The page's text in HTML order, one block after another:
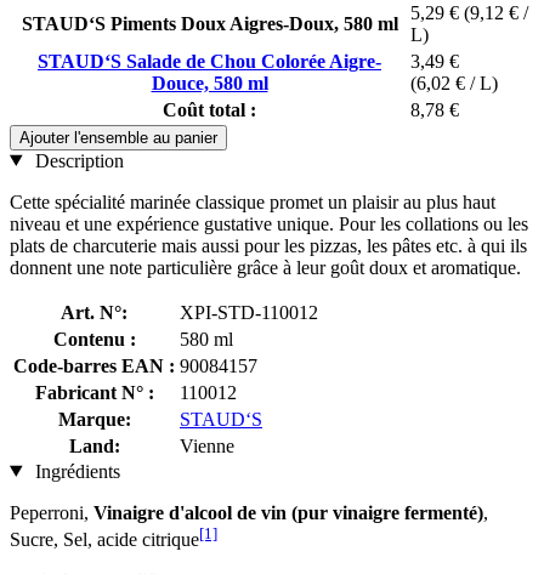
STAUD‘S Piments Doux Aigres-Doux, 580 ml
5,29 € (9,12 € /
L)
STAUD‘S Salade de Chou Colorée Aigre-
Douce, 580 ml
3,49 €
(6,02 € / L)
Coût total :
8,78 €
Ajouter l'ensemble au panier
Description
Cette spécialité marinée classique promet un plaisir au plus haut
niveau et une expérience gustative unique. Pour les collations ou les
plats de charcuterie mais aussi pour les pizzas, les pâtes etc. à qui ils
donnent une note particulière grâce à leur goût doux et aromatique.
Art. N°:
XPI-STD-110012
Contenu :
580 ml
Code-barres EAN : 90084157
Fabricant N° :
110012
Marque:
STAUD‘S
Land:
Vienne
Ingrédients
Peperroni, Vinaigre d'alcool de vin (pur vinaigre fermenté),
Sucre, Sel, acide citrique[1]